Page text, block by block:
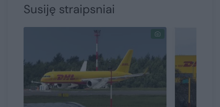
Susiję straipsniai